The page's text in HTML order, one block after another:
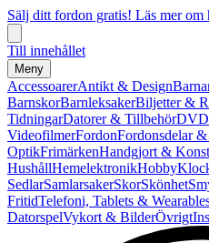
Sälj ditt fordon gratis! Läs mer om
Till innehållet
Meny
AccessoarerAntikt & Design
BarnskorBarnleksakerBiljetter &
TidningarDatorer & Tillbehör
VideofilmerFordonFordonsdelar
OptikFrimärkenHandgjort &
HushållHemelektronikHobby
SedlarSamlarsakerSkorSkönhet
FritidTelefoni, Tablets &
DatorspelVykort & BilderÖvrigt